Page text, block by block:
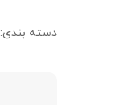
دسته بندی: